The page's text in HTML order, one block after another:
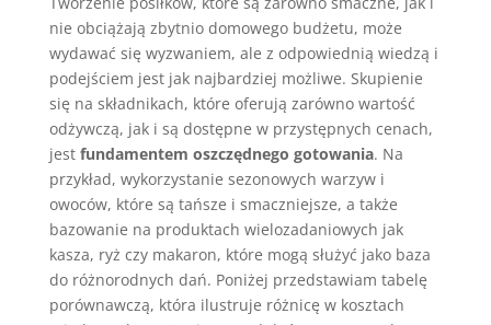
nie obciążają zbytnio domowego budżetu, może
wydawać się wyzwaniem, ale z odpowiednią wiedzą i
podejściem jest jak najbardziej możliwe. Skupienie
się na składnikach, które oferują zarówno wartość
odżywczą, jak i są dostępne w przystępnych cenach,
jest fundamentem oszczędnego gotowania. Na
przykład, wykorzystanie sezonowych warzyw i
owoców, które są tańsze i smaczniejsze, a także
bazowanie na produktach wielozadaniowych jak
kasza, ryż czy makaron, które mogą służyć jako baza
do różnorodnych dań. Poniżej przedstawiam tabelę
porównawczą, która ilustruje różnicę w kosztach